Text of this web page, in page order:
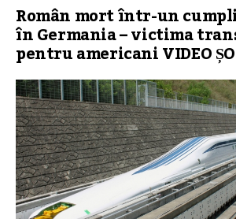
Român mort într-un
în Germania – victima
pentru americani VIDEO